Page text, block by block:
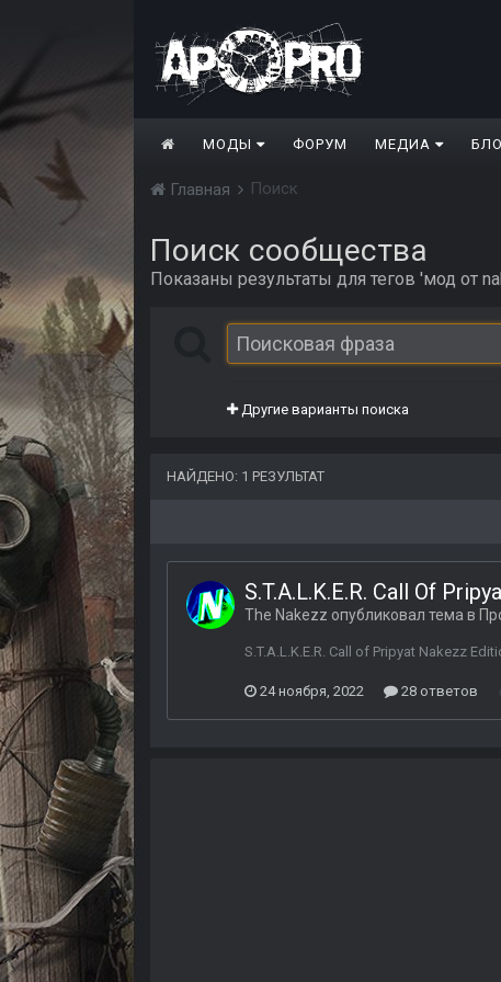
МОДЫ ФОРУМ МЕДИА
Главная Поиск
Поиск сообщества
Показаны результаты для тегов 'мод от
Другие варианты поиска
НАЙДЕНО: 1 РЕЗУЛЬТАТ
S.T.A.L.K.E.R. Call Of
The Nakezz опубликовал тема в
S.T.A.L.K.E.R. Call of Pripyat Nakezz
24 ноября, 2022 28 ответов